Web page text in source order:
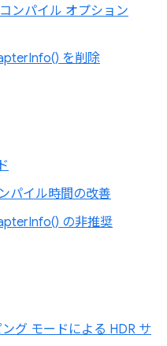
ンパイル オプション
を削除
パイル時間の改善
の非推奨
グ モードによる HDR サ